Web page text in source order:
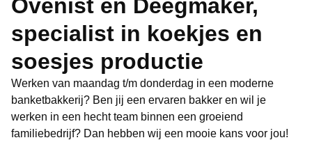
Ovenist en Deegmaker,
specialist in koekjes en
soesjes productie
Werken van maandag t/m donderdag in een moderne
banketbakkerij? Ben jij een ervaren bakker en wil je
werken in een hecht team binnen een groeiend
familiebedrijf? Dan hebben wij een mooie kans voor jou!